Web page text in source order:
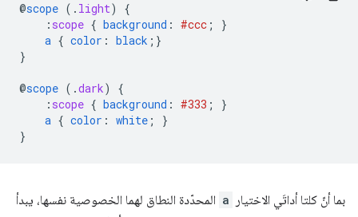
@scope ( . light)
{
: scope { background : #ccc ;
}
a { color : black ;}
}
@scope ( .dark)
{
: scope { background : #333 ;
}
a { color : white ;
}
}
بما أنّ كلتا أداتَي الاختيار a المحدّدة النطاق لهما الخصوصية نفسها، يبدأ